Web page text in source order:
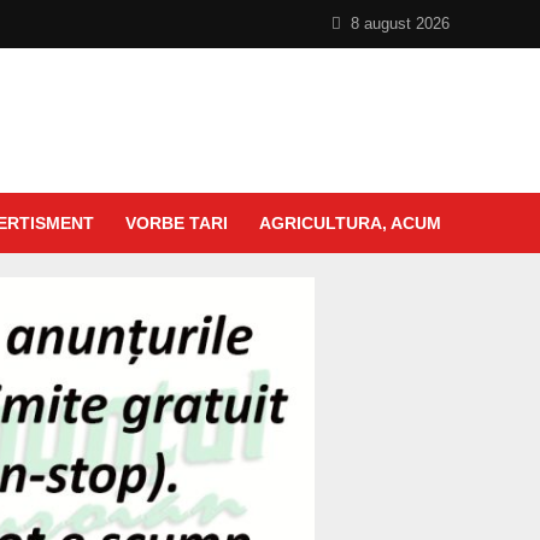
8 august 2026
VORBE TARI AGRICULTURA, ACUM